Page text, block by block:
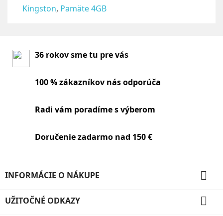
Kingston, Pamäte 4GB
36 rokov sme tu pre vás
100 % zákazníkov nás odporúča
Radi vám poradíme s výberom
Doručenie zadarmo nad 150 €
INFORMÁCIE O NÁKUPE 
UŽITOČNÉ ODKAZY 